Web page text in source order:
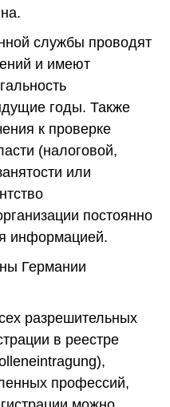
службы проводят
и имеют
годы. Также
к проверке
(налоговой,
или
постоянно
информацией.
Германии
разрешительных
в реестре
профессий,